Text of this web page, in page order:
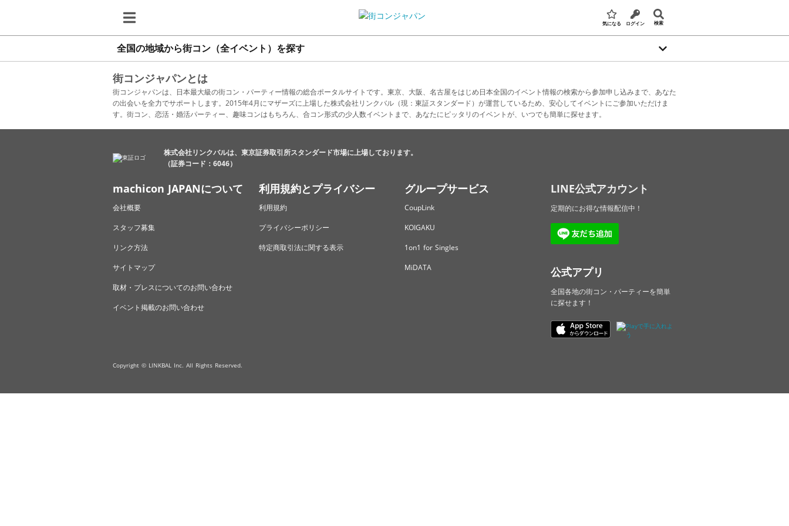
気になる ログイン 検索
全国の地域から街コン（全イベント）を探す
街コンジャパンとは
街コンジャパンは、日本最大級の街コン・パーティー情報の総合ポータルサイトです。東京、大阪、名古屋をはじめ日本全国のイベント情報の検索から参加申し込みまで、あなた
の出会いを全力でサポートします。2015年4月にマザーズに上場した株式会社リンクバル（現：東証スタンダード）が運営しているため、安心してイベントにご参加いただけま
す。街コン、恋活・婚活パーティー、趣味コンはもちろん、合コン形式の少人数イベントまで、あなたにピッタリのイベントが、いつでも簡単に探せます。
株式会社リンクバルは、東京証券取引所スタンダード市場に上場しております。
（証券コード：6046）
machicon JAPANについて
会社概要
スタッフ募集
リンク方法
サイトマップ
取材・プレスについてのお問い合わせ
イベント掲載のお問い合わせ
利用規約とプライバシー
利用規約
プライバシーポリシー
特定商取引法に関する表示
グループサービス
CoupLink
KOIGAKU
1on1 for Singles
MiDATA
LINE公式アカウント
定期的にお得な情報配信中！
公式アプリ
全国各地の街コン・パーティーを簡単
に探せます！
Copyright © LINKBAL Inc. All Rights Reserved.